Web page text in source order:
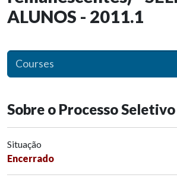
ALUNOS - 2011.1
Courses
Sobre o Processo Seletivo
Situação
Encerrado